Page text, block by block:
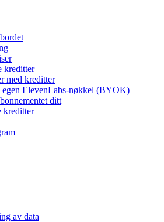
kreditter
med kreditter
ElevenLabs-nøkkel (BYOK)
ditt
kreditter
av data